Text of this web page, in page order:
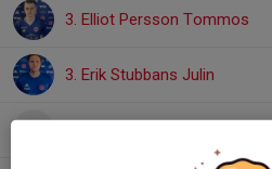
3. Elliot Persson Tommos
3. Erik Stubbans Julin